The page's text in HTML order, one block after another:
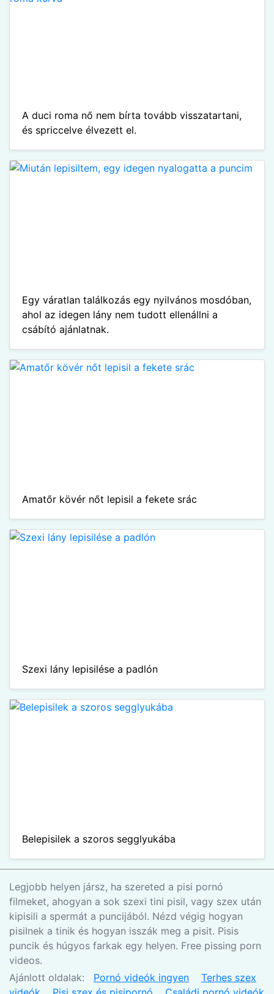
A duci roma nő nem bírta tovább visszatartani,
és spriccelve élvezett el.
Egy váratlan találkozás egy nyilvános mosdóban,
ahol az idegen lány nem tudott ellenállni a
csábító ajánlatnak.
Amatőr kövér nőt lepisil a fekete srác
Szexi lány lepisilése a padlón
Belepisilek a szoros segglyukába
Legjobb helyen jársz, ha szereted a pisi pornó
filmeket, ahogyan a sok szexi tini pisil, vagy szex után
kipisili a spermát a puncijából. Nézd végig hogyan
pisilnek a tinik és hogyan isszák meg a pisit. Pisis
puncik és húgyos farkak egy helyen. Free pissing porn
videos.
Ajánlott oldalak: Pornó videók ingyen
Terhes szex